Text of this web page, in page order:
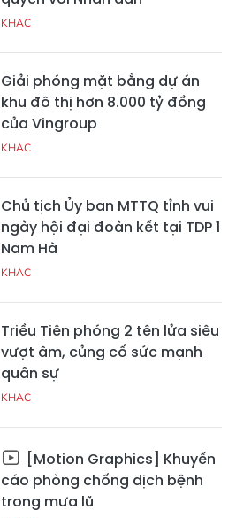
KHAC
Giải phóng mặt bằng dự án
khu đô thị hơn 8.000 tỷ đồng
của Vingroup
KHAC
Chủ tịch Ủy ban MTTQ tỉnh vui
ngày hội đại đoàn kết tại TDP 1
Nam Hà
KHAC
Triều Tiên phóng 2 tên lửa siêu
vượt âm, củng cố sức mạnh
quân sự
KHAC
[Motion Graphics] Khuyến
cáo phòng chống dịch bệnh
trong mưa lũ